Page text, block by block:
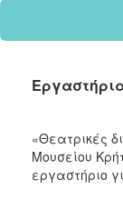
2020
2019
2018
«Θεατρικές
Μουσείου
εργαστήριο